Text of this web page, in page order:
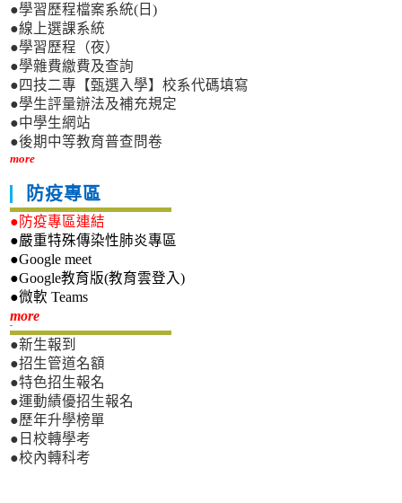
●學習歷程檔案系統(日)
●線上選課系統
●學習歷程（夜）
●學雜費繳費及查詢
●四技二專【甄選入學】校系代碼填寫
●學生評量辦法及補充規定
●中學生網站
●後期中等教育普查問卷
more
防疫專區
●防疫專區連結
●嚴重特殊傳染性肺炎專區
●Google meet
●Google教育版(教育雲登入)
●微軟 Teams
more新生專區
●新生報到
●招生管道名額
●特色招生報名
●運動績優招生報名
●歷年升學榜單
●日校轉學考
●校內轉科考